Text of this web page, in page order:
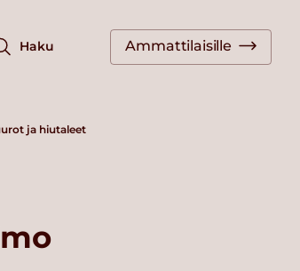
Haku Ammattilaisille
ja hiutaleet